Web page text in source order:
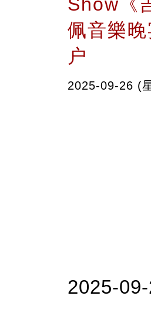
佩音樂
户
2025-09-26 (
2025-